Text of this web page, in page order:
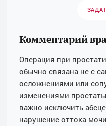
Комментарий
Операция при
обычно связана не с
осложнениями или
изменениями
важно исключить
нарушение оттока